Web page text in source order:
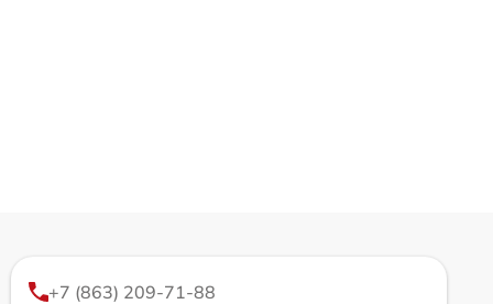
+7 (863) 209-71-88